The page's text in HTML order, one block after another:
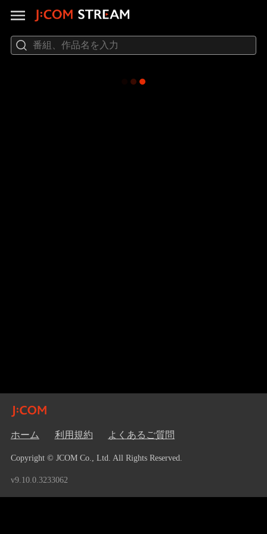
ホーム 利用規約 よくあるご質問
Copyright © JCOM Co., Ltd. All Rights Reserved.
v9.10.0.3233062